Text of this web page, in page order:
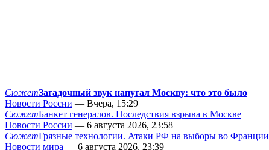
СюжетЗагадочный звук напугал Москву: что это было
Новости России — Вчера, 15:29
СюжетБанкет генералов. Последствия взрыва в Москве
Новости России — 6 августа 2026, 23:58
СюжетГрязные технологии. Атаки РФ на выборы во Франции
Новости мира — 6 августа 2026, 23:39